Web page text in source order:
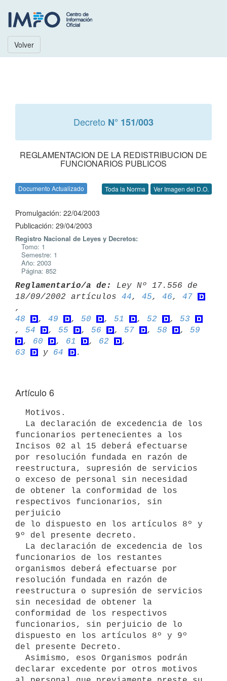
Volver
Decreto N° 151/003
REGLAMENTACION DE LA REDISTRIBUCION DE
FUNCIONARIOS PUBLICOS
Documento Actualizado Toda la Norma Ver Imagen del D.O.
Promulgación: 22/04/2003
Publicación: 29/04/2003
Registro Nacional de Leyes y Decretos:
Tomo: 1
Semestre: 1
Año: 2003
Página: 852
Reglamentario/a de:
Ley Nº 17.556 de
18/09/2002 artículos 44, 45, 46, 47
48
, 49 , 50 , 51 , 52 , 53
, 54 , 55 , 56 , 57 , 58 , 59
, 60 , 61 , 62
63
y 64
Artículo 6
funcionarios pertenecientes a los
Incisos 02 al 15 deberá efectuarse
por resolución fundada en razón de
reestructura, supresión de servicios
o exceso de personal sin necesidad
de obtener la conformidad de los
respectivos funcionarios, sin
perjuicio
de lo dispuesto en los artículos 8º y
9º del presente decreto.
funcionarios de los restantes
organismos deberá efectuarse por
resolución fundada en razón de
reestructura o supresión de servicios
sin necesidad de obtener la
conformidad de los respectivos
funcionarios, sin perjuicio de lo
dispuesto en los artículos 8º y 9º
del presente Decreto.
declarar excedente por otros motivos